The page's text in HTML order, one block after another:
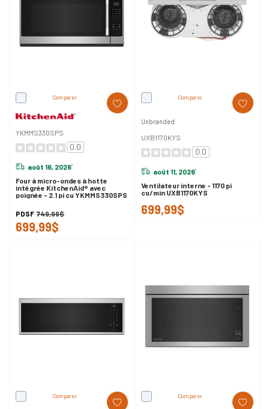
Comparer
YKMMS330SPS
0.0
août 16, 2026*
Four à micro-ondes à hotte
intégrée KitchenAid® avec
poignée - 2.1 pi cu YKMMS330SPS
PDSF 749,99$
699,99$
Comparer
Unbranded
UXB1170KYS
0.0
août 11, 2026*
Ventilateur interne - 1170 pi
cu/min UXB1170KYS
699,99$
Comparer Comparer